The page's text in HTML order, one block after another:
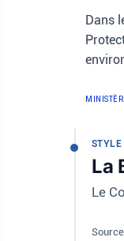
Dans
STYLE
La
Le